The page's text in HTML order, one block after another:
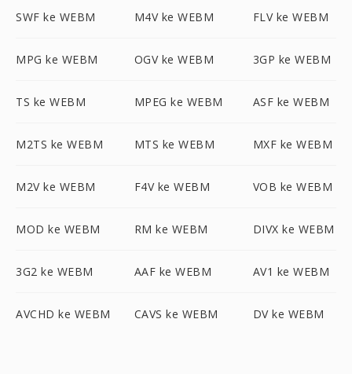
SWF ke WEBM M4V ke WEBM FLV ke WEBM
MPG ke WEBM OGV ke WEBM 3GP ke WEBM
TS ke WEBM MPEG ke WEBM ASF ke WEBM
M2TS ke WEBM MTS ke WEBM MXF ke WEBM
M2V ke WEBM F4V ke WEBM VOB ke WEBM
MOD ke WEBM RM ke WEBM DIVX ke WEBM
3G2 ke WEBM AAF ke WEBM AV1 ke WEBM
AVCHD ke WEBM CAVS ke WEBM DV ke WEBM